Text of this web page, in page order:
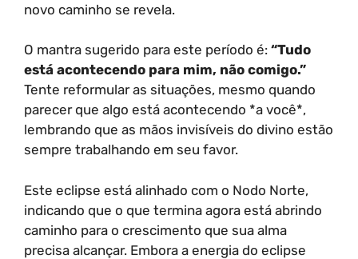
novo caminho se revela.
O mantra sugerido para este período é: “Tudo
está acontecendo para mim, não comigo.”
Tente reformular as situações, mesmo quando
parecer que algo está acontecendo *a você*,
lembrando que as mãos invisíveis do divino estão
sempre trabalhando em seu favor.
Este eclipse está alinhado com o Nodo Norte,
indicando que o que termina agora está abrindo
caminho para o crescimento que sua alma
precisa alcançar. Embora a energia do eclipse